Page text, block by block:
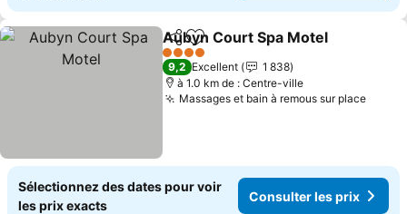
PartagerAjouter à mes favoris
Aubyn Court Spa Motel
4 Étoiles
9,2 Excellent
1 838
à 1.0 km de : Centre-ville
Massages et bain à remous sur place
Sélectionnez des dates pour voir
les prix exacts
Consulter les prix